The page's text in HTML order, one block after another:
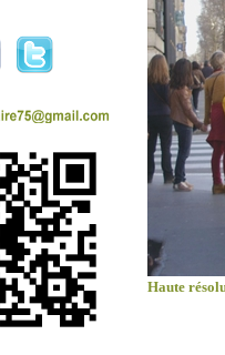
Haute